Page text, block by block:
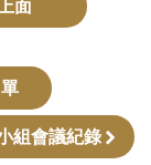
面
組會議紀錄